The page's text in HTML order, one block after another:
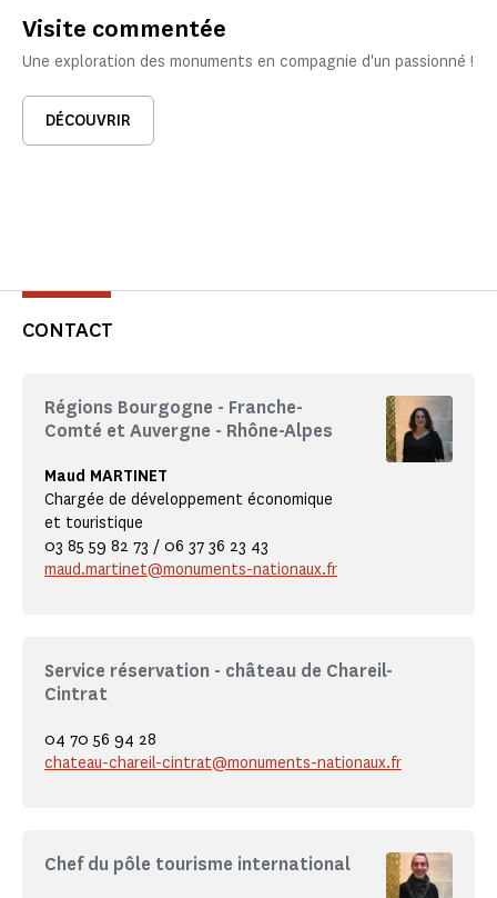
Visite commentée
Une exploration des monuments en compagnie d'un passionné !
DÉCOUVRIR
CONTACT
Régions Bourgogne - Franche-
Comté et Auvergne - Rhône-Alpes
Maud MARTINET
Chargée de développement économique
et touristique
03 85 59 82 73 / 06 37 36 23 43
maud.martinet@monuments-nationaux.fr
Service réservation - château de Chareil-
Cintrat
04 70 56 94 28
chateau-chareil-cintrat@monuments-nationaux.fr
Chef du pôle tourisme international